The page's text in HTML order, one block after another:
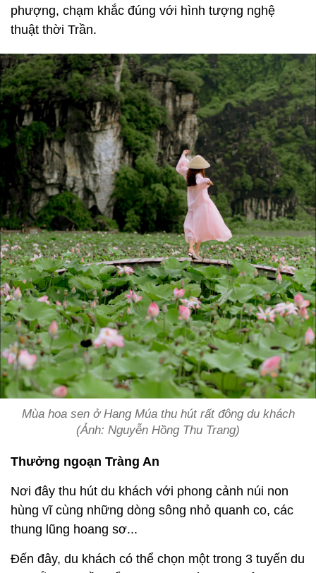
phượng, chạm khắc đúng với hình tượng nghệ
thuật thời Trần.
Mùa hoa sen ở Hang Múa thu hút rất đông du khách
(Ảnh: Nguyễn Hồng Thu Trang)
Thưởng ngoạn Tràng An
Nơi đây thu hút du khách với phong cảnh núi non
hùng vĩ cùng những dòng sông nhỏ quanh co, các
thung lũng hoang sơ...
Đến đây, du khách có thể chọn một trong 3 tuyến du